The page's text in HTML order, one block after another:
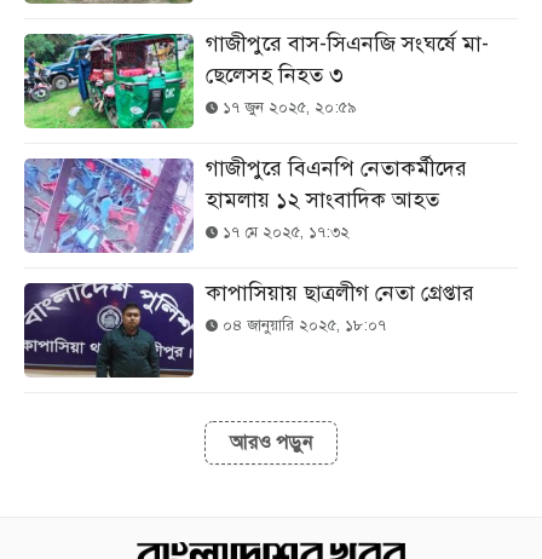
গাজীপুরে বাস-সিএনজি সংঘর্ষে মা-
ছেলেসহ নিহত ৩
১৭ জুন ২০২৫, ২০:৫৯
গাজীপুরে বিএনপি নেতাকর্মীদের
হামলায় ১২ সাংবাদিক আহত
১৭ মে ২০২৫, ১৭:৩২
কাপাসিয়ায় ছাত্রলীগ নেতা গ্রেপ্তার
০৪ জানুয়ারি ২০২৫, ১৮:০৭
আরও পড়ুন